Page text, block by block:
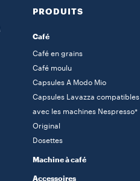
PRODUITS
Café
Café en grains
Café moulu
Capsules A Modo Mio
Capsules Lavazza compatibles
avec les machines Nespresso*
Original
Dosettes
Machine à café
Accessoires